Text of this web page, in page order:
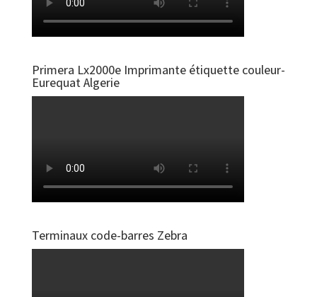
Primera Lx2000e Imprimante étiquette couleur-
Eurequat Algerie
Terminaux code-barres Zebra